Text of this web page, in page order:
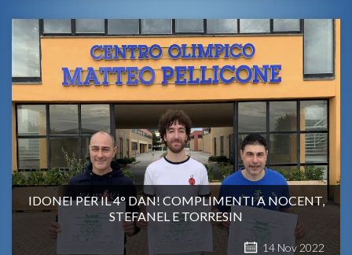
IDONEI PER IL 4° DAN! COMPLIMENTI A NOCENT,
STEFANEL E TORRESIN
14 Nov 2022